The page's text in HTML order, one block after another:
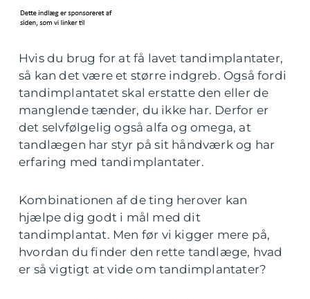
Hvis du brug for at få lavet tandimplantater,
så kan det være et større indgreb. Også fordi
tandimplantatet skal erstatte den eller de
manglende tænder, du ikke har. Derfor er
det selvfølgelig også alfa og omega, at
tandlægen har styr på sit håndværk og har
erfaring med tandimplantater.
Kombinationen af de ting herover kan
hjælpe dig godt i mål med dit
tandimplantat. Men før vi kigger mere på,
hvordan du finder den rette tandlæge, hvad
er så vigtigt at vide om tandimplantater?